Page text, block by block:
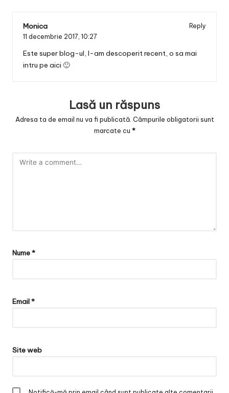
Monica
Reply
11 decembrie 2017, 10:27
Este super blog-ul, l-am descoperit recent, o sa mai
intru pe aici 🙂
Lasă un răspuns
Adresa ta de email nu va fi publicată. Câmpurile obligatorii sunt
marcate cu *
Nume*
Email*
Site web